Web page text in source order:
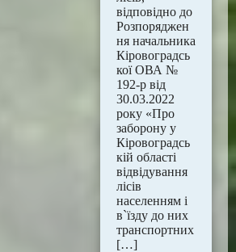
відповідно до
Розпоряджен
ня начальника
Кіровоградсь
кої ОВА №
192-р від
30.03.2022
року «Про
заборону у
Кіровоградсь
кій області
відвідування
лісів
населенням і
в`їзду до них
транспортних
[…]